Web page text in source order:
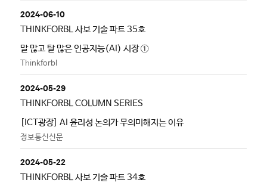
2024-06-10
THINKFORBL 사보 기술 파트 35호
말 많고 탈 많은 인공지능(AI) 시장 ①
Thinkforbl
2024-05-29
THINKFORBL COLUMN SERIES
[ICT광장] AI 윤리성 논의가 무의미해지는 이유
정보통신신문
2024-05-22
THINKFORBL 사보 기술 파트 34호